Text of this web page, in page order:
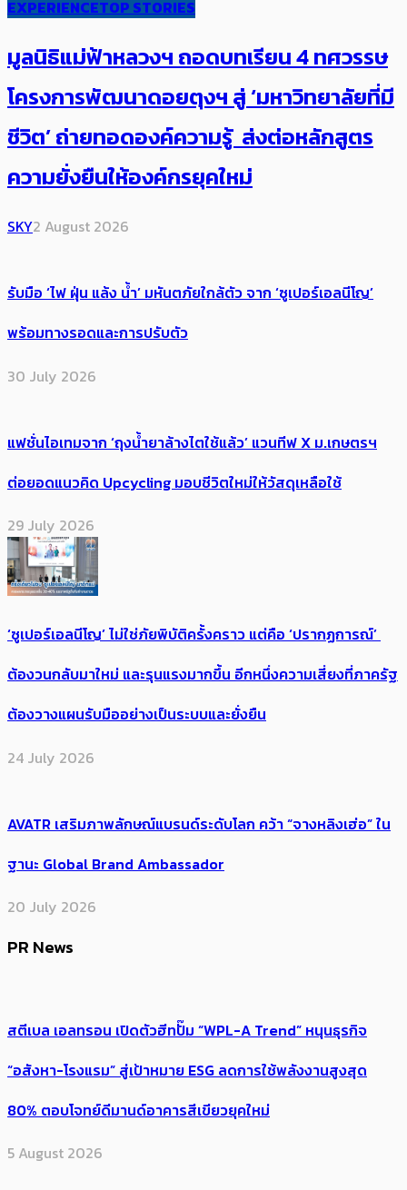
EXPERIENCETOP STORIES
มูลนิธิแม่ฟ้าหลวงฯ ถอดบทเรียน 4 ทศวรรษ
โครงการพัฒนาดอยตุงฯ สู่ ‘มหาวิทยาลัยที่มี
ชีวิต’ ถ่ายทอดองค์ความรู้ ส่งต่อหลักสูตร
ความยั่งยืนให้องค์กรยุคใหม่
SKY2 August 2026
รับมือ ‘ไฟ ฝุ่น แล้ง น้ำ’ มหันตภัยใกล้ตัว จาก ‘ซูเปอร์เอลนีโญ’
พร้อมทางรอดและการปรับตัว
30 July 2026
แฟชั่นไอเทมจาก ‘ถุงน้ำยาล้างไตใช้แล้ว’ แวนทีฟ X ม.เกษตรฯ
ต่อยอดแนวคิด Upcycling มอบชีวิตใหม่ให้วัสดุเหลือใช้
29 July 2026
‘ซูเปอร์เอลนีโญ’ ไม่ใช่ภัยพิบัติครั้งคราว แต่คือ ‘ปรากฏการณ์’ ​
ต้อง​วนกลับมาใหม่ และรุนแรงมากขึ้น อีกหนึ่งความเสี่ยงที่ภาครัฐ
ต้องวางแผนรับมืออย่างเป็นระบบและยั่งยืน
24 July 2026
AVATR เสริมภาพลักษณ์แบรนด์ระดับโลก คว้า “จางหลิงเฮ่อ” ใน
ฐานะ Global Brand Ambassador
20 July 2026
PR News
สตีเบล เอลทรอน เปิดตัวฮีทปั๊ม “WPL-A Trend” หนุนธุรกิจ
“อสังหา-โรงแรม” สู่เป้าหมาย ESG ลดการใช้พลังงานสูงสุด
80% ตอบโจทย์ดีมานด์อาคารสีเขียวยุคใหม่
5 August 2026